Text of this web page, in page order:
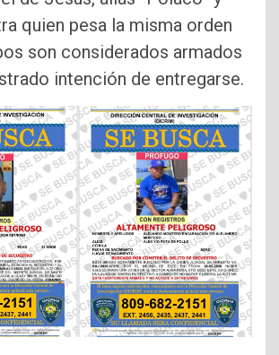
quien pesa la misma orden
son considerados armados
intención de entregarse.